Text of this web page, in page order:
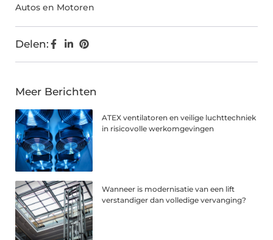
Autos en Motoren
Delen:
Meer Berichten
ATEX ventilatoren en veilige luchttechniek
in risicovolle werkomgevingen
Wanneer is modernisatie van een lift
verstandiger dan volledige vervanging?